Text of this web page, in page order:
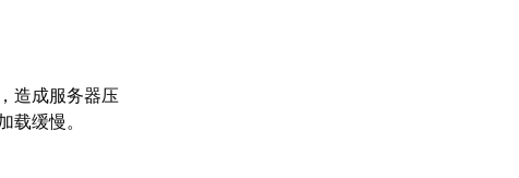
造成服务器压
缓慢。